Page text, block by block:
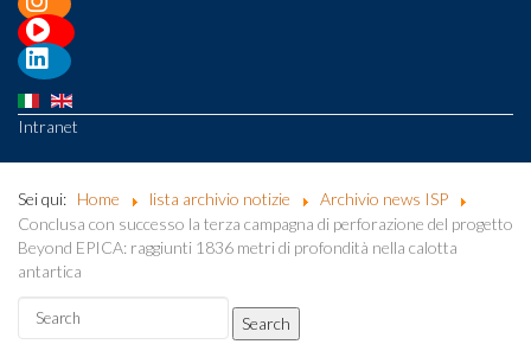
Intranet
Sei qui: Home lista archivio notizie
Archivio news ISP
Conclusa con successo la terza campagna di perforazione del progetto
Beyond EPICA: raggiunti 1836 metri di profondità nella calotta
antartica